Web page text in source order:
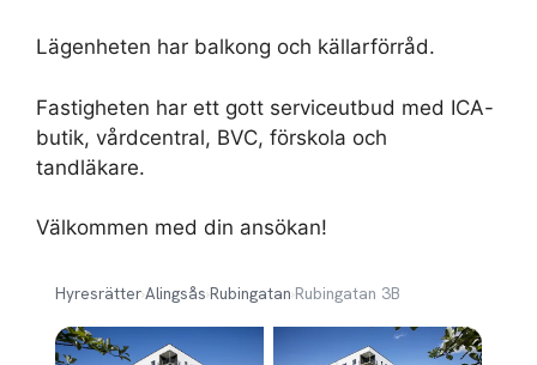
Lägenheten har balkong och källarförråd.
Fastigheten har ett gott serviceutbud med ICA-
butik, vårdcentral, BVC, förskola och
tandläkare.
Välkommen med din ansökan!
Hyresrätter›Alingsås›Rubingatan›Rubingatan 3B